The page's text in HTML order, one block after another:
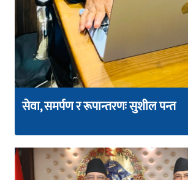
सेवा, समर्पण र रूपान्तरणः सुशील पन्त